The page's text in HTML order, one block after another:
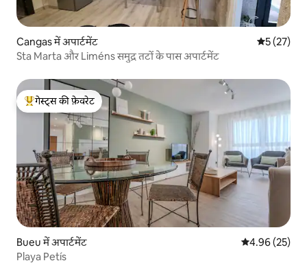
Cangas में अपार्टमेंट औसत रेटिंग
5 (27)
Sta Marta और Liméns समुद्र तटों के पास अपार्टमेंट
गेस्ट्स का टॉप फ़ेवरेट
गेस्ट्स की फ़ेवरेट
Bueu में अपार्टमेंट औसत रेटिंग 5 में
4.96 (25)
Playa Petís